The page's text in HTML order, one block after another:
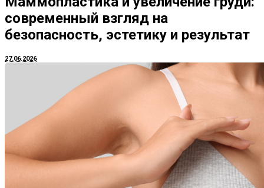
современный взгляд на
безопасность, эстетику и результат
27.06.2026